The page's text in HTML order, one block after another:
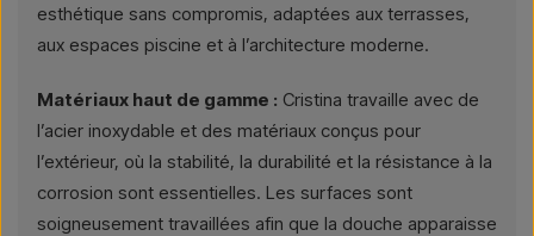
esthétique sans compromis, adaptées aux terrasses,
aux espaces piscine et à l’architecture moderne.
Matériaux haut de gamme : Cristina travaille avec de
l’acier inoxydable et des matériaux conçus pour
l’extérieur, où la stabilité, la durabilité et la résistance à la
corrosion sont essentielles. Les surfaces sont
soigneusement travaillées afin que la douche apparaisse